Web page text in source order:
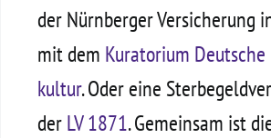
der Nürnberger Versicherung
mit dem Kuratorium
kultur. Oder eine
derLV 1871. Gemeinsam ist